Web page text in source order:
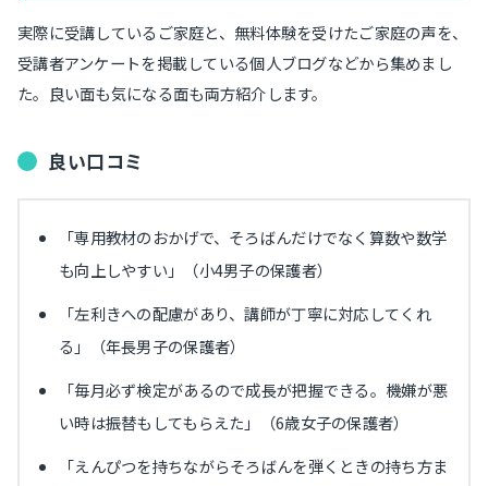
実際に受講しているご家庭と、無料体験を受けたご家庭の声を、
受講者アンケートを掲載している個人ブログなどから集めまし
た。良い面も気になる面も両方紹介します。
良い口コミ
「専用教材のおかげで、そろばんだけでなく算数や数学
も向上しやすい」（小4男子の保護者）
「左利きへの配慮があり、講師が丁寧に対応してくれ
る」（年長男子の保護者）
「毎月必ず検定があるので成長が把握できる。機嫌が悪
い時は振替もしてもらえた」（6歳女子の保護者）
「えんぴつを持ちながらそろばんを弾くときの持ち方ま